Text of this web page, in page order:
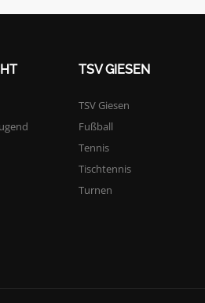
TSV GIESEN
TSV Giesen
Fußball
Tennis
Tischtennis
Turnen